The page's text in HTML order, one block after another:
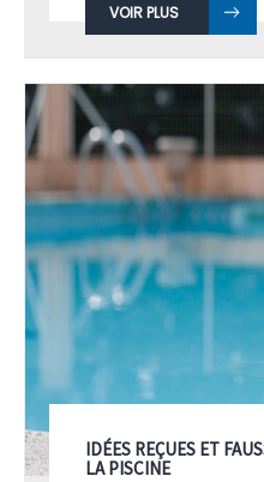
VOIR PLUS
IDÉES REÇUES ET
LA PISCINE